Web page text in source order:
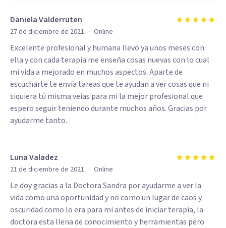
Daniela Valderruten
27 de diciembre de 2021 · Online
Excelente profesional y humana llevo ya unos meses con
ella y con cada terapia me enseña cosas nuevas con lo cual
mi vida a mejorado en muchos aspectos. Aparte de
escucharte te envía tareas que te ayudan a ver cosas que ni
siquiera tú misma veías para mi la mejor profesional que
espero seguir teniendo durante muchos años. Gracias por
ayudarme tanto.
Luna Valadez
21 de diciembre de 2021 · Online
Le doy gracias a la Doctora Sandra por ayudarme a ver la
vida como una oportunidad y no como un lugar de caos y
oscuridad como lo era para mi antes de iniciar terapia, la
doctora esta llena de conocimiento y herramientas pero